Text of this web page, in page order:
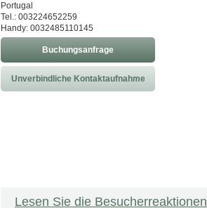
Portugal
Tel.: 003224652259
Handy: 0032485110145
Buchungsanfrage
Unverbindliche Kontaktaufnahme
Lesen Sie die Besucherreaktionen